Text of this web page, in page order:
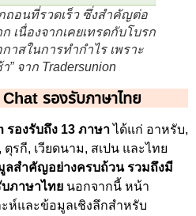
ถอนที่รวดเร็ว ซึ่งสำคัญต่อ
เนื่องจากเคยเทรดกับโบรก
าสในการทำกำไร เพราะ
” จาก Tradersunion
รองรับภาษาไทย
รองรับถึง 13 ภาษาได้แก่ อาหรับ,
รกี, เวียดนาม, สเปน และไทย
ลสำคัญอย่างครบถ้วน รวมถึงมี
ภาษาไทย นอกจากนี้ หน้า
ะห์และข้อมูลเชิงลึกสำหรับ